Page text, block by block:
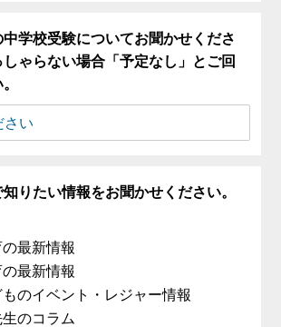
学校受験についてお聞かせくださ
ゃらない場合「予定なし」とご回
知りたい情報をお聞かせください。
最新情報
最新情報
のイベント・レジャー情報
のコラム